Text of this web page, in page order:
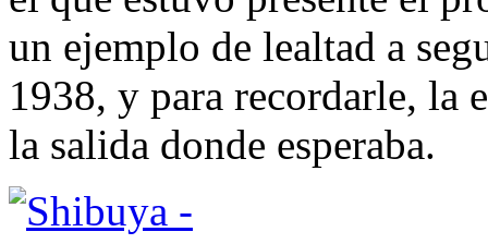
un ejemplo de lealtad a
1938, y para recordarle, la
la salida donde esperaba.